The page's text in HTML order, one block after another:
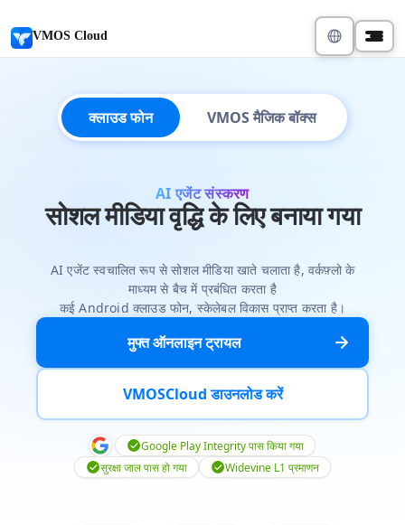
VMOS Cloud
क्लाउड फोन VMOS मैजिक बॉक्स
AI एजेंट संस्करण
मुफ्त ऑनलाइन ट्रायल
VMOSCloud डाउनलोड करें
सोशल मीडिया वृद्धि के लिए बनाया गया
AI एजेंट स्वचालित रूप से सोशल मीडिया खाते चलाता है, वर्कफ़्लो के
माध्यम से बैच में प्रबंधित करता है
कई Android क्लाउड फोन, स्केलेबल विकास प्राप्त करता है।
Google Play Integrity पास किया गया
सुरक्षा जाल पास हो गया
Widevine L1 प्रमाणन